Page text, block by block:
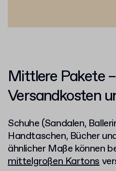
Mittlere Pakete–
Versandkosten
Schuhe (Sandalen,
Handtaschen, Bücher
ähnlicher Maße können
mittelgroßen Kartons